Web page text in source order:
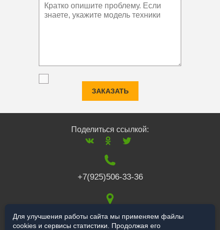
ЗАКАЗАТЬ
Поделиться ссылкой:
+7(925)506-33-36
117519,г. Москва,
Для улучшения работы сайта мы применяем файлы
cookies и сервисы статистики. Продолжая его